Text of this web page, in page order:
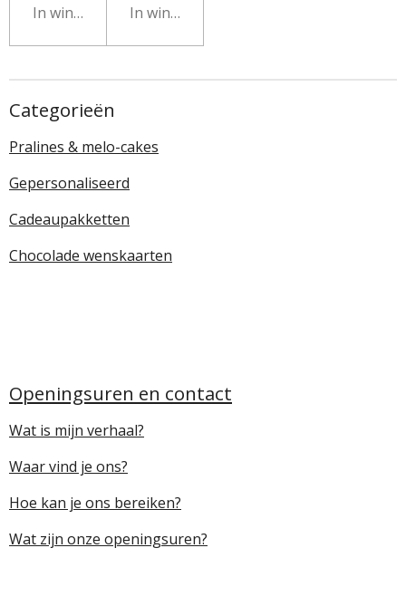
In winkelwagenIn winkelwagen
Categorieën
Pralines & melo-cakes
Gepersonaliseerd
Cadeaupakketten
Chocolade wenskaarten
Openingsuren en contact
Wat is mijn verhaal?
Waar vind je ons?
Hoe kan je ons bereiken?
Wat zijn onze openingsuren?